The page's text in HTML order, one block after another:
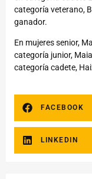
categoría veterano,
ganador.
En mujeres senior,
categoría junior,
categoría cadete,
FACEBOOK
LINKEDIN